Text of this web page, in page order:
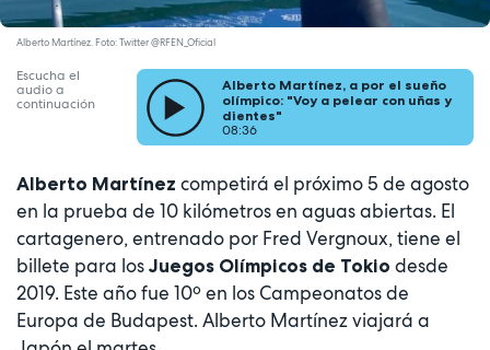
Alberto Martínez. Foto: Twitter @RFEN_Oficial
Escucha el
audio a
continuación
Alberto Martínez, a por el sueño
olímpico: "Voy a pelear con uñas y
dientes"
08:36
Alberto Martínez competirá el próximo 5 de agosto
en la prueba de 10 kilómetros en aguas abiertas. El
cartagenero, entrenado por Fred Vergnoux, tiene el
billete para los Juegos Olímpicos de Tokio desde
2019. Este año fue 10º en los Campeonatos de
Europa de Budapest. Alberto Martínez viajará a